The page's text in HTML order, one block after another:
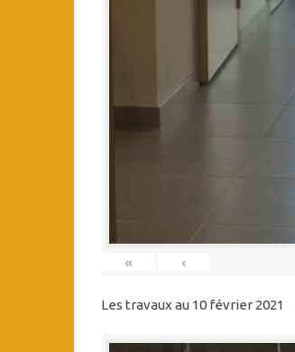
« ‹
Les travaux au 10 février 2021